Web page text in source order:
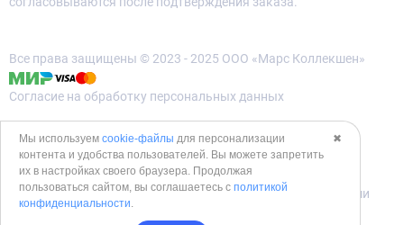
Все права защищены © 2023 - 2025 ООО «Марс Коллекшен»
Согласие на обработку персональных данных
Политика использования cookies
Согласие на обработку данных метрическими программами
✖
Мы используем cookie-файлы для персонализации
контента и удобства пользователей. Вы можете запретить
их в настройках своего браузера. Продолжая
пользоваться сайтом, вы соглашаетесь с политикой
конфиденциальности.